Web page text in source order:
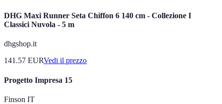
DHG Maxi Runner Seta Chiffon 6 140 cm - Collezione I
Classici Nuvola - 5 m
dhgshop.it
141.57 EURVedi il prezzo
Progetto Impresa 15
Finson IT